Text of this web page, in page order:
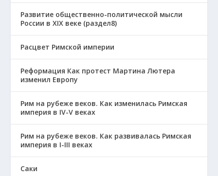
Развитие общественно-политической мысли
России в XIX веке (раздел8)
Расцвет Римской империи
Реформация Как протест Мартина Лютера
изменил Европу
Рим на рубеже веков. Как изменилась Римская
империя в IV-V веках
Рим на рубеже веков. Как развивалась Римская
империя в І-ІІІ веках
Саки